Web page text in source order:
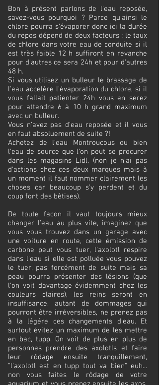
Bon à présent parlons de l'eau reposée,
savez-vous pourquoi ? Parce qu'ainsi le
chlore pourra s'évaporer donc ici la durée
du repos dépend de deux facteurs : le taux
de chlore dans votre eau de conduite si il
est très faible 12 h suffiront en revanche
pour d'autres ce sera 24h et pour d'autres
48 h.
Si vous utilisez un bulleur le brassage de
l'eau accelère l'évaporation du chlore, si il
vous fallait patienter 24h vous en serez
pour attendre 6 à 10 h grand maximum
avec un bulleur.
Vous n'avez pas d'eau reposée et il vous
en faut absoluement de suite ?!
Achetez de l'eau Montroucous ou bien
l'eau de source que l'on peut se procurer
dans les magasins Lidl. (non je n'ai pas
d'actions chez ces deux marques mais à
un moment il faut nommer clairement les
choses car beaucoup s'y perdent et du
coup font des bêtises).
De toute facon il vaut toujours mieux
changer l'eau au plus vite, imaginez que
vous vous trouvez dans un garage avec
une voiture en route, cette émission de
carbone peut vous tuer, l'axolotl respire
dans l'eau si elle est polluée vous pouvez
le tuer, pas forcément de suite mais sa
peau pourra présenter des lésions (que
l'on voit davantage évidemment chez les
couleurs claires), les reins seront en
insuffisance, autant de dommages qui
pourront être irréversibles, ne prenez pas
à la légére ces changements d'eau. Et
surtout évitez un maximum de les mettre
en bac, tupp. On voit de plus en plus de
personnes prendre des axolotls et faire
leur rôdage ensuite tranquillement,
"l'axolotl est en tupp tout va bien" euh...
non vous faites le rôdage de votre